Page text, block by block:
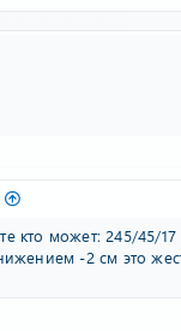
кто может: 245/45/
-2 см это